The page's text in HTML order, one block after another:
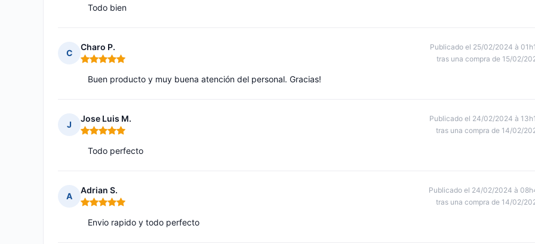
Todo bien
C
Charo P.
Nota: 5 de 5
Publicado el 25/02/2024 à
tras una compra de 15/02/
Buen producto y muy buena atención del personal. Gracias!
J
Jose Luis M.
Nota: 5 de 5
Publicado el 24/02/2024 à
tras una compra de 14/02/
Todo perfecto
A
Adrian S.
Nota: 5 de 5
Publicado el 24/02/2024 à
tras una compra de 14/02/
Envio rapido y todo perfecto